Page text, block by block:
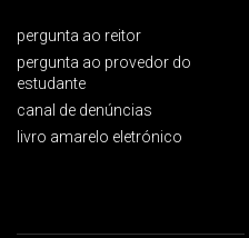
pergunta ao reitor
pergunta ao provedor do
estudante
canal de denúncias
livro amarelo eletrónico